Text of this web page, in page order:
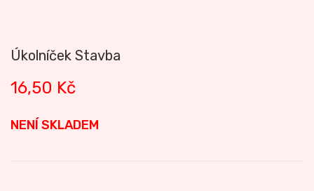
Úkolníček Stavba
16,50 Kč
NENÍ SKLADEM